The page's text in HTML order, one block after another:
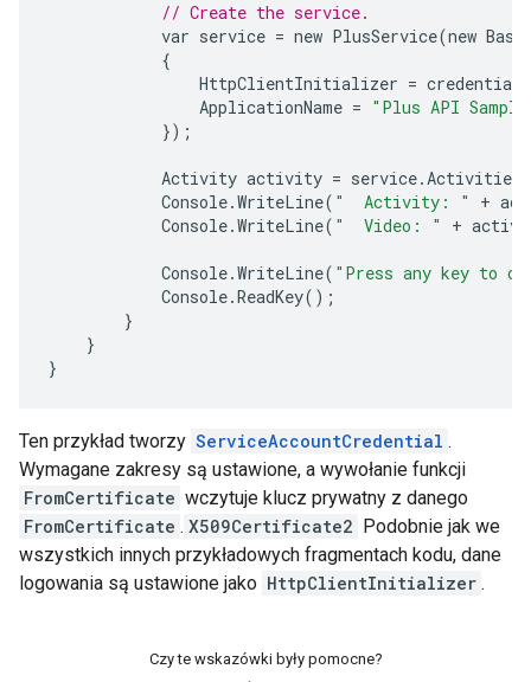
// Create the service.
var service = new PlusService(new
{
HttpClientInitializer = credential
ApplicationName = "Plus API
});
Activity activity = service.Activities
Console.WriteLine( "  Activity: " +
Console.WriteLine( "  Video: " +
Console.WriteLine( "Press any key to
Console.ReadKey();
}
}
}
Ten przykład tworzy ServiceAccountCredential .
Wymagane zakresy są ustawione, a wywołanie funkcji
FromCertificate wczytuje klucz prywatny z danego
FromCertificate . X509Certificate2 Podobnie jak we
wszystkich innych przykładowych fragmentach kodu, dane
logowania są ustawione jako HttpClientInitializer .
Czy te wskazówki były pomocne?